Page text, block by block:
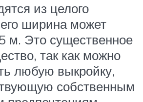
из целого
ширина может
м. Это существенное
так как можно
любую выкройку,
собственным